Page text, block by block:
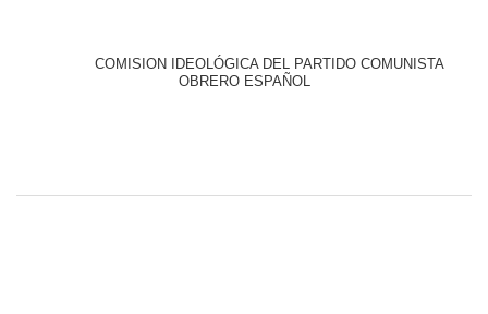
COMISION IDEOLÓGICA DEL PARTIDO COMUNISTA
OBRERO ESPAÑOL